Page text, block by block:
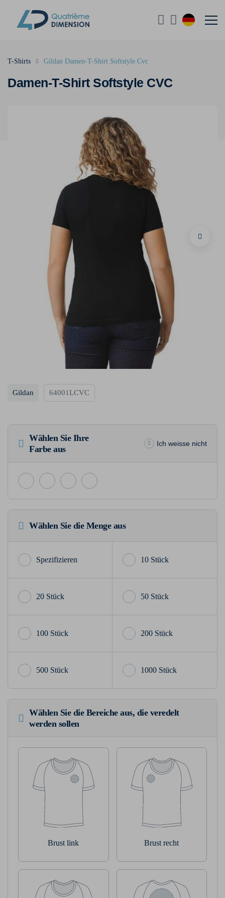
Damen-T-Shirt Softstyle CVC
T-Shirts Gildan Damen-T-Shirt Softstyle Cvc
Gildan 64001LCVC
Wählen Sie Ihre
Farbe aus
Ich weisse nicht
Wählen Sie die Menge aus
10 Stück
20 Stück 50 Stück
100 Stück 200 Stück
500 Stück 1000 Stück
Wählen Sie die Bereiche aus, die veredelt
werden sollen
Brust link Brust recht